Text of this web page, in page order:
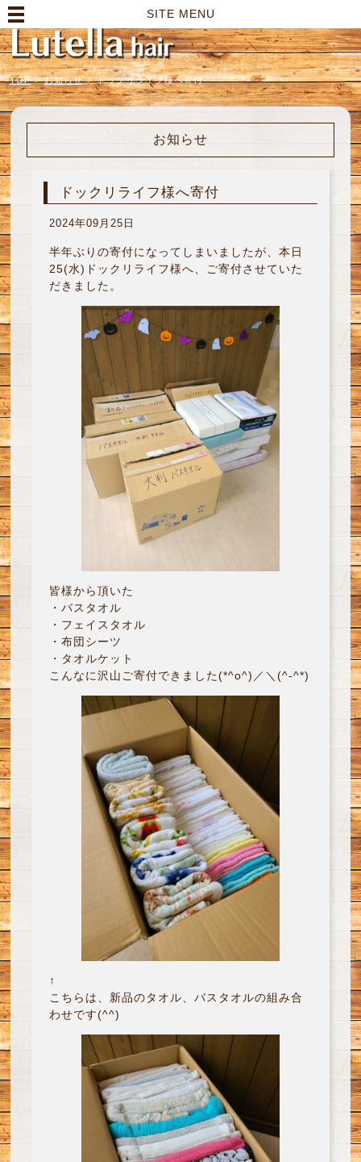
SITE MENU
TOP > お知らせ > ドックリライフ様へ寄付
お知らせ
ドックリライフ様へ寄付
2024年09月25日
半年ぶりの寄付になってしまいましたが、本日
25(水)ドックリライフ様へ、ご寄付させていた
だきました。
皆様から頂いた
・バスタオル
・フェイスタオル
・布団シーツ
・タオルケット
こんなに沢山ご寄付できました(*^o^)／＼(^-^*)
↑
こちらは、新品のタオル、バスタオルの組み合
わせです(^^)